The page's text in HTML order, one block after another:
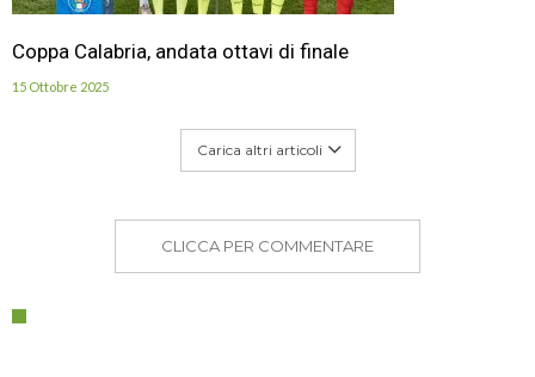
Coppa Calabria, andata ottavi di finale
15 Ottobre 2025
Carica altri articoli
CLICCA PER COMMENTARE